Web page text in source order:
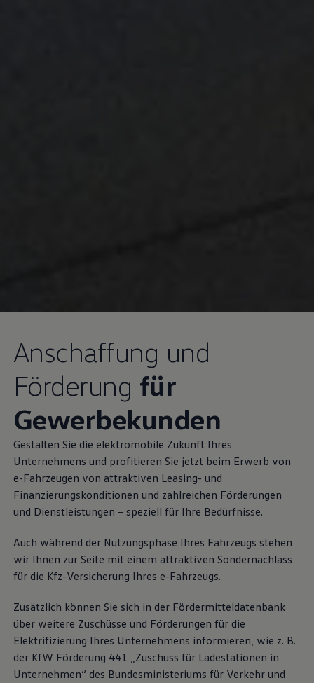
Anschaffung und
Förderung für
Gewerbekunden
Gestalten Sie die elektromobile Zukunft Ihres
Unternehmens und profitieren Sie jetzt beim Erwerb von
e-Fahrzeugen von attraktiven Leasing- und
Finanzierungskonditionen und zahlreichen Förderungen
und Dienstleistungen – speziell für Ihre Bedürfnisse.
Auch während der Nutzungsphase Ihres Fahrzeugs stehen
wir Ihnen zur Seite mit einem attraktiven Sondernachlass
für die Kfz-Versicherung Ihres e-Fahrzeugs.
Zusätzlich können Sie sich in der Fördermitteldatenbank
über weitere Zuschüsse und Förderungen für die
Elektrifizierung Ihres Unternehmens informieren, wie z. B.
der KfW Förderung 441 „Zuschuss für Ladestationen in
Unternehmen“ des Bundesministeriums für Verkehr und